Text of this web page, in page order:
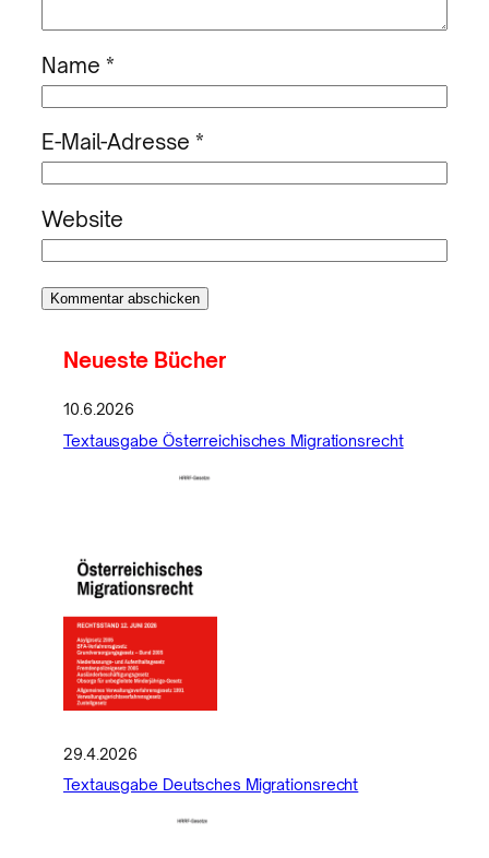
Name *
E-Mail-Adresse *
Website
Neueste Bücher
10.6.2026
Textausgabe Österreichisches Migrationsrecht
29.4.2026
Textausgabe Deutsches Migrationsrecht